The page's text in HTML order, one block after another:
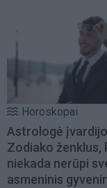
Horoskopai
Astrologė įvardijo
Zodiako ženklus,
niekada nerūpi
asmeninis